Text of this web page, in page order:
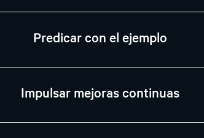
Predicar con el ejemplo
Impulsar mejoras continuas